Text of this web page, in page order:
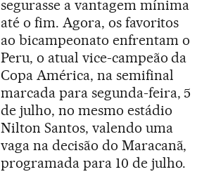
segurasse a vantagem mínima
até o fim. Agora, os favoritos
ao bicampeonato enfrentam o
Peru, o atual vice-campeão da
Copa América, na semifinal
marcada para segunda-feira, 5
de julho, no mesmo estádio
Nilton Santos, valendo uma
vaga na decisão do Maracanã,
programada para 10 de julho.